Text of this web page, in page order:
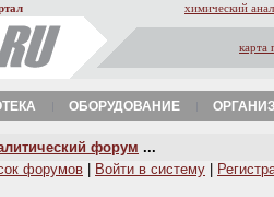
химический
карта
ОБОРУДОВАНИЕ
форум ...
форумов Войти в систему